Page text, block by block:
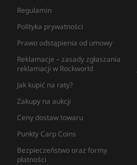
Regulamin
Polityka prywatności
Prawo odstąpienia od umowy
Reklamacje – zasady zgłaszania
reklamacji w Rockworld
Jak kupić na raty?
Zakupy na aukcji
Ceny dostaw towaru
Punkty Carp Coins
Bezpieczeństwo oraz formy
płatności